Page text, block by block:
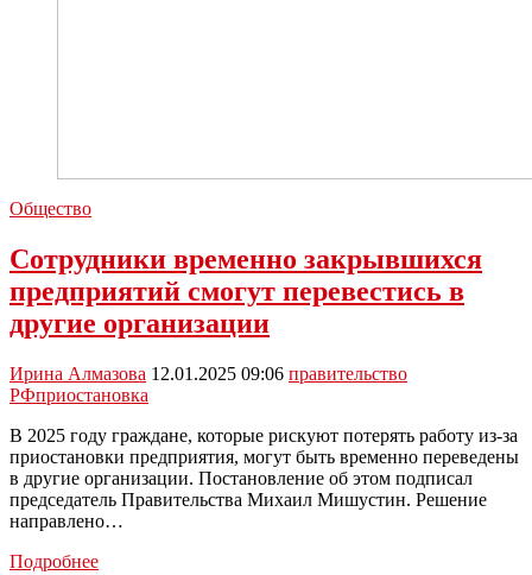
Общество
Сотрудники временно закрывшихся
предприятий смогут перевестись в
другие организации
Ирина Алмазова 12.01.2025 09:06 правительство
РФприостановка
В 2025 году граждане, которые рискуют потерять работу из‑за
приостановки предприятия, могут быть временно переведены
в другие организации. Постановление об этом подписал
председатель Правительства Михаил Мишустин. Решение
направлено…
ПодробнееСотрудники